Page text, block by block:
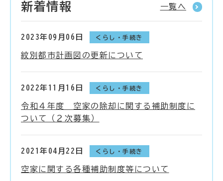
新着情報 一覧へ
2023年09月06日 くらし・手続き
紋別都市計画図の更新について
2022年11月16日 くらし・手続き
令和４年度 空家の除却に関する補助制度に
ついて（２次募集）
2021年04月22日 くらし・手続き
空家に関する各種補助制度等について